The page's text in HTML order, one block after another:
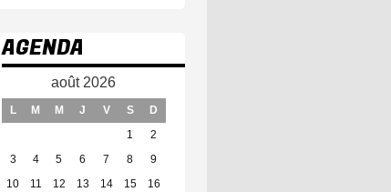
AGENDA
août 2026
L M M J V S
D
1
2
3
4 5 6 7 8
9
10
11 12 13 14 15
16